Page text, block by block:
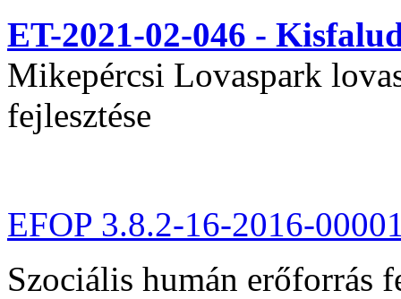
ET-2021-02-046 -
Mikepércsi Lovaspark
fejlesztése
EFOP 3.8.2-16-2016-
Szociális humán erőforrás